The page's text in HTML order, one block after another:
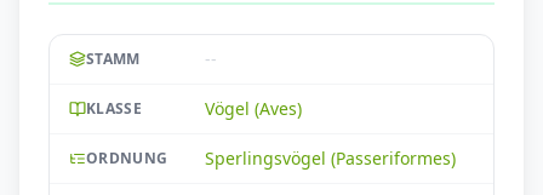
STAMM --
KLASSE Vögel (Aves)
ORDNUNG Sperlingsvögel (Passeriformes)